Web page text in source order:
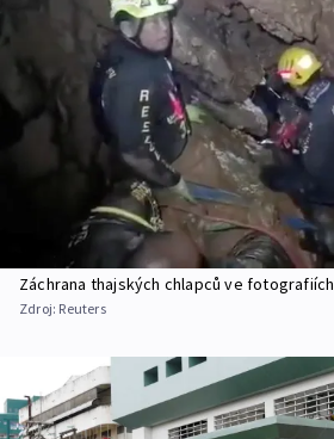
Záchrana thajských chlapců ve fotografiích
Zdroj: Reuters